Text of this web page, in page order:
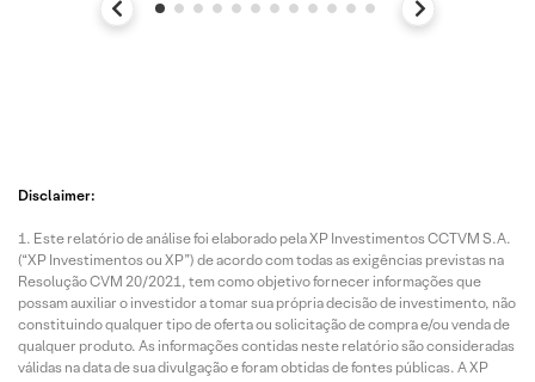
Disclaimer:
Este relatório de análise foi elaborado pela XP Investimentos CCTVM S.A.
(“XP Investimentos ou XP”) de acordo com todas as exigências previstas na
Resolução CVM 20/2021, tem como objetivo fornecer informações que
possam auxiliar o investidor a tomar sua própria decisão de investimento, não
constituindo qualquer tipo de oferta ou solicitação de compra e/ou venda de
qualquer produto. As informações contidas neste relatório são consideradas
válidas na data de sua divulgação e foram obtidas de fontes públicas. A XP